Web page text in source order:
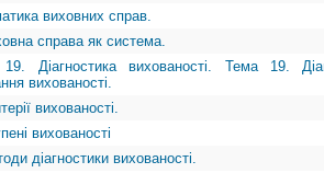
виховних справ.
справа як система.
Діагностика вихованості. Тема 19.
вихованості.
вихованості.
вихованості
діагностики вихованості.